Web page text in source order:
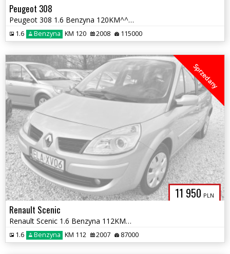
Peugeot 308
Peugeot 308 1.6 Benzyna 120KM^^115 Tys.km^^Salon Polska ^^Klimatronic^
1.6 Benzyna KM 120 2008 115000
11 950 PLN
Sprzedany
Renault Scenic
Renault Scenic 1.6 Benzyna 112KM^^Serwis do końca^^87 tys.km^^2007 rok
1.6 Benzyna KM 112 2007 87000